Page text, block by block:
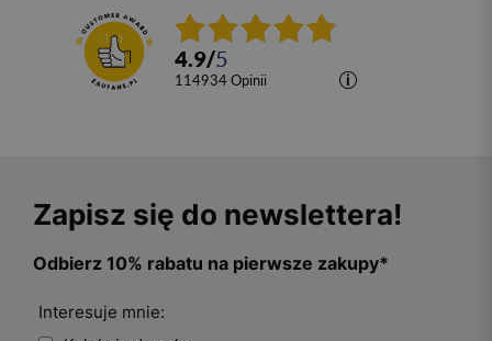
4.9/5
114934 opinii
Zapisz się do newslettera!
Odbierz 10% rabatu na pierwsze zakupy*
Interesuje mnie: